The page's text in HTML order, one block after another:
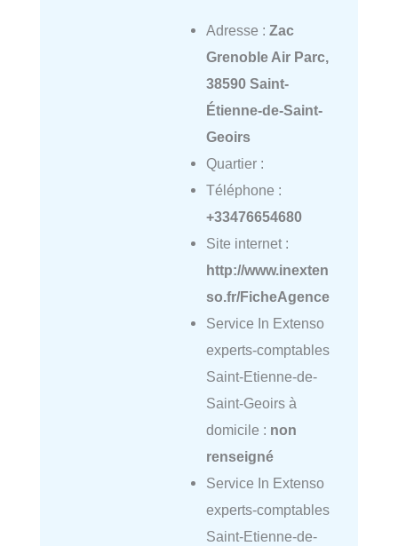
Adresse : Zac
Grenoble Air Parc,
38590 Saint-
Étienne-de-Saint-
Geoirs
Quartier :
Téléphone :
+33476654680
Site internet :
http://www.inexten
so.fr/FicheAgence
Service In Extenso
experts-comptables
Saint-Etienne-de-
Saint-Geoirs à
domicile : non
renseigné
Service In Extenso
experts-comptables
Saint-Etienne-de-